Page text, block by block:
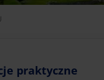
praktyczne